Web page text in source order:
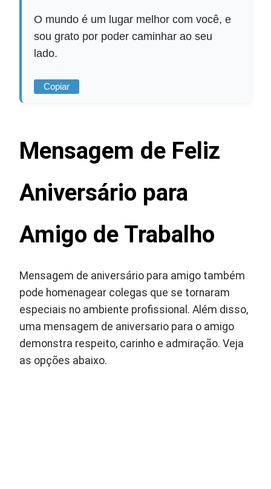
O mundo é um lugar melhor com você, e
sou grato por poder caminhar ao seu
lado.
Copiar
Mensagem de Feliz
Aniversário para
Amigo de Trabalho
Mensagem de aniversário para amigo também
pode homenagear colegas que se tornaram
especiais no ambiente profissional. Além disso,
uma mensagem de aniversario para o amigo
demonstra respeito, carinho e admiração. Veja
as opções abaixo.